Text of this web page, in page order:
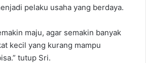
pelaku usaha yang berdaya.
maju, agar semakin banyak
kecil yang kurang mampu
tutup Sri.